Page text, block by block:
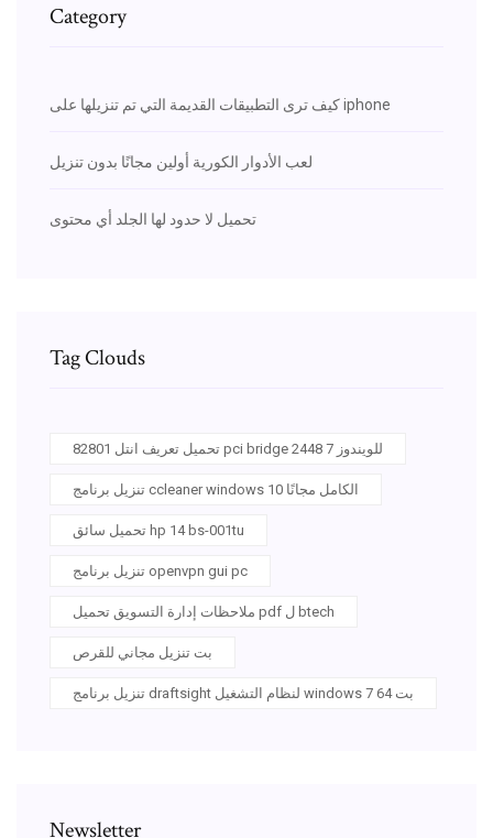
Category
كيف ترى التطبيقات القديمة التي تم تنزيلها على iphone
لعب الأدوار الكورية أولين مجانًا بدون تنزيل
تحميل لا حدود لها الجلد أي محتوى
Tag Clouds
تحميل تعريف انتل 82801 pci bridge 2448 للويندوز 7
تنزيل برنامج ccleaner windows 10 الكامل مجانًا
تحميل سائق hp 14 bs-001tu
تنزيل برنامج openvpn gui pc
ملاحظات إدارة التسويق تحميل pdf ل btech
بت تنزيل مجاني للقرص
تنزيل برنامج draftsight لنظام التشغيل windows 7 64 بت
Newsletter